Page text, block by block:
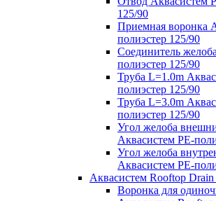
125/90
Приемная воронка
полиэстер 125/90
Соединитель
полиэстер 125/90
Труба L=1.0m
полиэстер 125/90
Труба L=3.0m
полиэстер 125/90
Угол желоба
Аквасистем PE-
Угол желоба
Аквасистем PE-
Аквасистем Rooftop
Воронка для